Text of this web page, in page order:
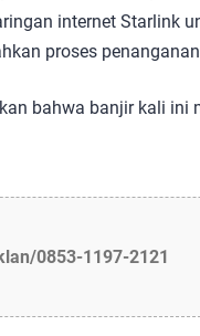
internet Starlink
proses
bahwa banjir kali ini
0853-1197-2121